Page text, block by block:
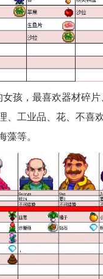
孩，最喜欢器材碎
、工业品、花、不喜
藻等。